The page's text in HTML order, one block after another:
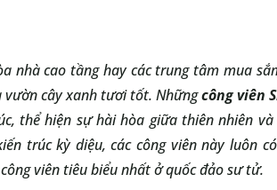
nhà cao tầng hay các trung tâm mua
vườn cây xanh tươi tốt. Nhữngcông viên
thể hiện sự hài hòa giữa thiên nhiên
trúc kỳ diệu, các công viên này luôn
viên tiêu biểu nhất ở quốc đảo sư tử.